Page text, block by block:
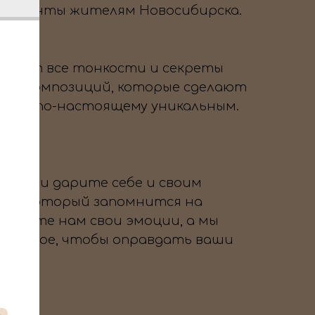
моменты жителям Новосибирска.
все тонкости и секреты
композиций, которые сделают
по-настоящему уникальным.
нам и дарите себе и своим
который запомнится на
нам свои эмоции, а мы
чтобы оправдать ваши